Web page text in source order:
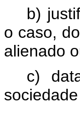
b)
o caso,
alienado
c)